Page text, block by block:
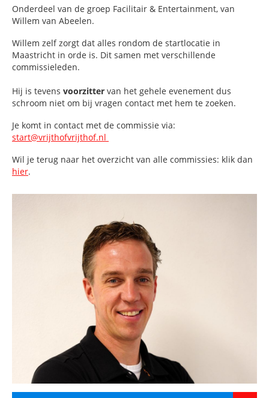
Onderdeel van de groep Facilitair & Entertainment, van
Willem van Abeelen.
Willem zelf zorgt dat alles rondom de startlocatie in
Maastricht in orde is. Dit samen met verschillende
commissieleden.
Hij is tevens voorzitter van het gehele evenement dus
schroom niet om bij vragen contact met hem te zoeken.
Je komt in contact met de commissie via:
start@vrijthofvrijthof.nl
Wil je terug naar het overzicht van alle commissies: klik dan
hier.